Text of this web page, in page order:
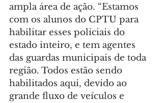
ampla área de ação. “Estamos
com os alunos do CPTU para
habilitar esses policiais do
estado inteiro, e tem agentes
das guardas municipais de toda
região. Todos estão sendo
habilitados aqui, devido ao
grande fluxo de veículos e